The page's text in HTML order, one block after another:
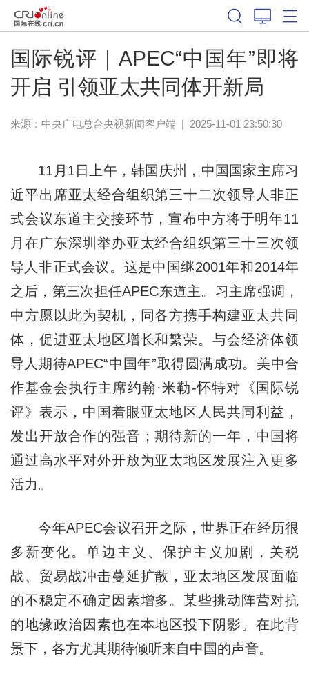
国际锐评｜APEC“中国年”即将
开启 引领亚太共同体开新局
来源： 中央广电总台央视新闻客户端 | 2025-11-01 23:50:30
11月1日上午，韩国庆州，中国国家主席习
近平出席亚太经合组织第三十二次领导人非正
式会议东道主交接环节，宣布中方将于明年11
月在广东深圳举办亚太经合组织第三十三次领
导人非正式会议。这是中国继2001年和2014年
之后，第三次担任APEC东道主。习主席强调，
中方愿以此为契机，同各方携手构建亚太共同
体，促进亚太地区增长和繁荣。与会经济体领
导人期待APEC“中国年”取得圆满成功。美中合
作基金会执行主席约翰·米勒-怀特对《国际锐
评》表示，中国着眼亚太地区人民共同利益，
发出开放合作的强音；期待新的一年，中国将
通过高水平对外开放为亚太地区发展注入更多
活力。
今年APEC会议召开之际，世界正在经历很
多新变化。单边主义、保护主义加剧，关税
战、贸易战冲击蔓延扩散，亚太地区发展面临
的不稳定不确定因素增多。某些挑动阵营对抗
的地缘政治因素也在本地区投下阴影。在此背
景下，各方尤其期待倾听来自中国的声音。